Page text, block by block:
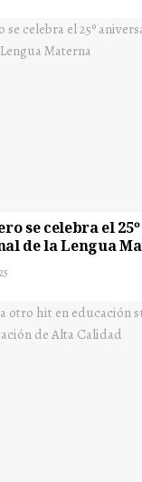
se celebra el
de la Lengua